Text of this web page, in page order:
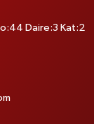
Daire:3 Kat:2